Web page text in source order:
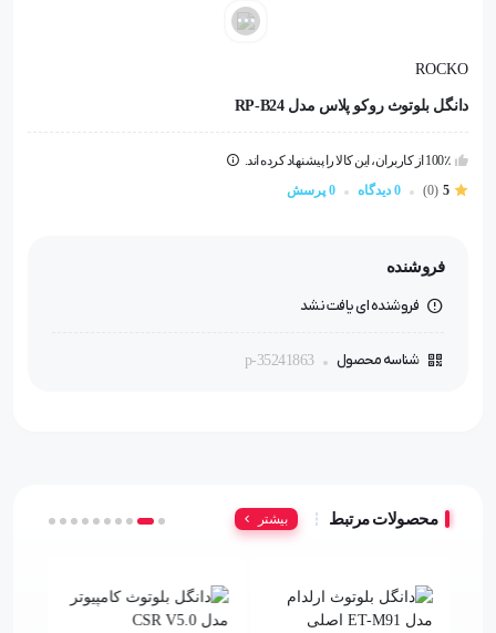
ROCKO
دانگل بلوتوث روکو پلاس مدل RP-B24
100٪ از کاربران، این کالا را پیشنهاد کرده اند.
5
(0) 0 دیدگاه 0 پرسش
فروشنده
فروشنده ای یافت نشد
شناسه محصول p-35241863
محصولات مرتبط بیشتر